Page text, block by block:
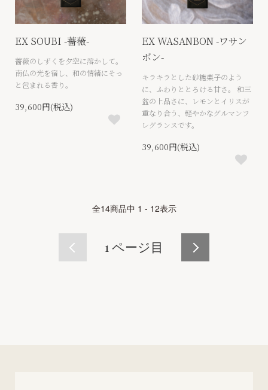
EX SOUBI -薔薇-
薔薇のしずくを夕空に溶かして。
南仏の光を宿し、和の情緒にそっ
と包まれる香り。
39,600円(税込)
EX WASANBON -ワサン
ボン-
キラキラとした砂糖菓子のよう
に、ふわりととろける甘さ。 和三
盆の上品さに、レモンとイリスが
重なり合う、軽やかなグルマンフ
レグランスです。
39,600円(税込)
全14商品中 1 - 12表示
1 ページ目